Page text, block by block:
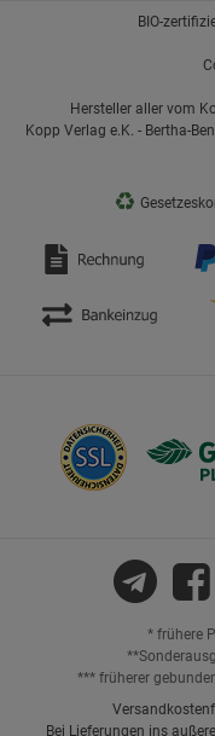
BIO-
Hersteller aller vom
Kopp Verlag e.K. - Bertha-
♻
* frühere
*** früherer
Bei Lieferungen ins